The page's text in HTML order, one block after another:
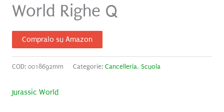
World Righe Q
Compralo su Amazon
COD: 0018692mm Categorie: Cancelleria, Scuola
Jurassic World